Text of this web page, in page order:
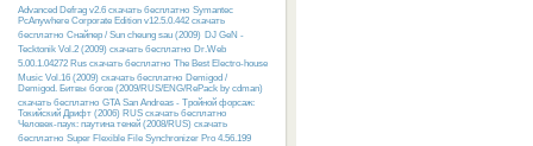
Advanced Defrag v2.6 скачать бесплатно Symantec
PcAnywhere Corporate Edition v12.5.0.442 скачать
бесплатно Снайпер / Sun cheung sau (2009) DJ GeN -
Tecktonik Vol.2 (2009) скачать бесплатно Dr.Web
5.00.1.04272 Rus скачать бесплатно The Best Electro-house
Music Vol.16 (2009) скачать бесплатно Demigod /
Demigod. Битвы богов (2009/RUS/ENG/RePack by cdman)
скачать бесплатно GTA San Andreas - Тройной форсаж:
Токийский Дрифт (2006) RUS скачать бесплатно
Человек-паук: паутина теней (2008/RUS) скачать
бесплатно Super Flexible File Synchronizer Pro 4.56.199